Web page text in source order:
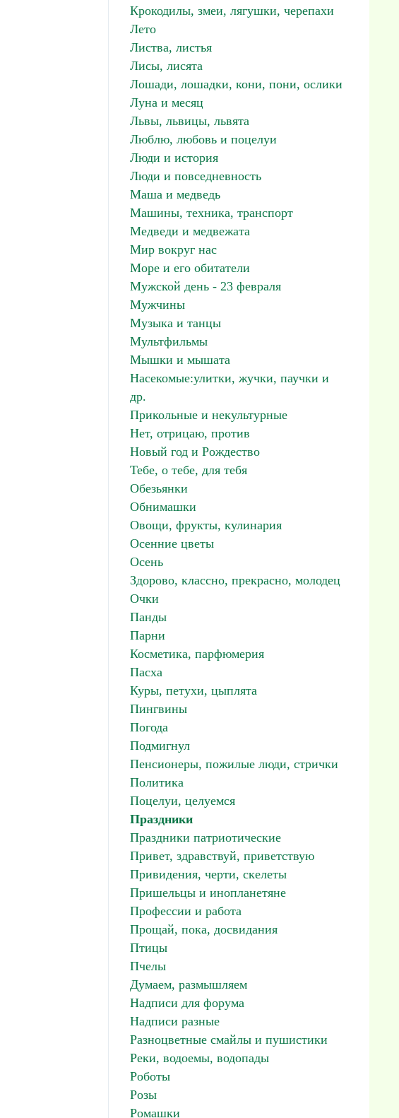
Крокодилы, змеи, лягушки, черепахи
Лето
Листва, листья
Лисы, лисята
Лошади, лошадки, кони, пони, ослики
Луна и месяц
Львы, львицы, львята
Люблю, любовь и поцелуи
Люди и история
Люди и повседневность
Маша и медведь
Машины, техника, транспорт
Медведи и медвежата
Мир вокруг нас
Море и его обитатели
Мужской день - 23 февраля
Мужчины
Музыка и танцы
Мультфильмы
Мышки и мышата
Насекомые:улитки, жучки, паучки и
др.
Прикольные и некультурные
Нет, отрицаю, против
Новый год и Рождество
Тебе, о тебе, для тебя
Обезьянки
Обнимашки
Овощи, фрукты, кулинария
Осенние цветы
Осень
Здорово, классно, прекрасно, молодец
Очки
Панды
Парни
Косметика, парфюмерия
Пасха
Куры, петухи, цыплята
Пингвины
Погода
Подмигнул
Пенсионеры, пожилые люди, стрички
Политика
Поцелуи, целуемся
Праздники
Праздники патриотические
Привет, здравствуй, приветствую
Привидения, черти, скелеты
Пришельцы и инопланетяне
Профессии и работа
Прощай, пока, досвидания
Птицы
Пчелы
Думаем, размышляем
Надписи для форума
Надписи разные
Разноцветные смайлы и пушистики
Реки, водоемы, водопады
Роботы
Розы
Ромашки